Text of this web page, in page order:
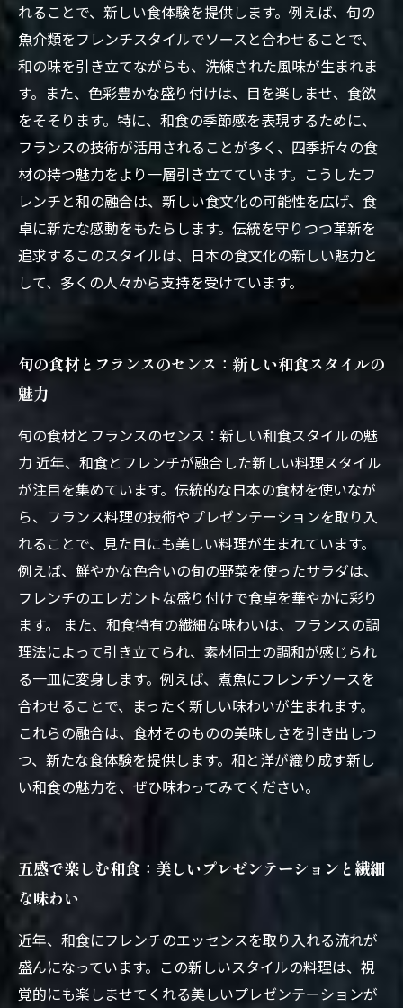
れることで、新しい食体験を提供します。例えば、旬の
魚介類をフレンチスタイルでソースと合わせることで、
和の味を引き立てながらも、洗練された風味が生まれま
す。また、色彩豊かな盛り付けは、目を楽しませ、食欲
をそそります。特に、和食の季節感を表現するために、
フランスの技術が活用されることが多く、四季折々の食
材の持つ魅力をより一層引き立てています。こうしたフ
レンチと和の融合は、新しい食文化の可能性を広げ、食
卓に新たな感動をもたらします。伝統を守りつつ革新を
追求するこのスタイルは、日本の食文化の新しい魅力と
して、多くの人々から支持を受けています。
旬の食材とフランスのセンス：新しい和食スタイルの
魅力
旬の食材とフランスのセンス：新しい和食スタイルの魅
力 近年、和食とフレンチが融合した新しい料理スタイル
が注目を集めています。伝統的な日本の食材を使いなが
ら、フランス料理の技術やプレゼンテーションを取り入
れることで、見た目にも美しい料理が生まれています。
例えば、鮮やかな色合いの旬の野菜を使ったサラダは、
フレンチのエレガントな盛り付けで食卓を華やかに彩り
ます。 また、和食特有の繊細な味わいは、フランスの調
理法によって引き立てられ、素材同士の調和が感じられ
る一皿に変身します。例えば、煮魚にフレンチソースを
合わせることで、まったく新しい味わいが生まれます。
これらの融合は、食材そのものの美味しさを引き出しつ
つ、新たな食体験を提供します。和と洋が織り成す新し
い和食の魅力を、ぜひ味わってみてください。
五感で楽しむ和食：美しいプレゼンテーションと繊細
な味わい
近年、和食にフレンチのエッセンスを取り入れる流れが
盛んになっています。この新しいスタイルの料理は、視
覚的にも楽しませてくれる美しいプレゼンテーションが